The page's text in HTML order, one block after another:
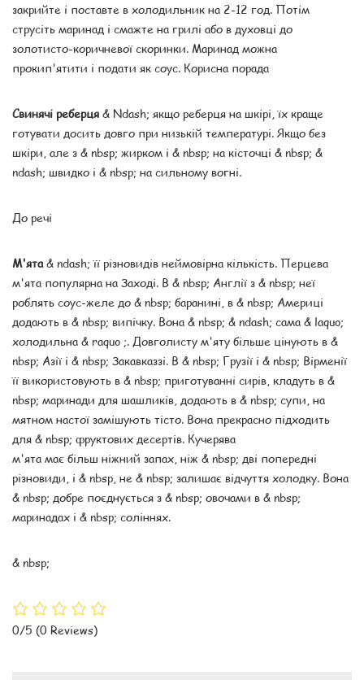
закрийте і поставте в холодильник на 2-12 год. Потім
струсіть маринад і смажте на грилі або в духовці до
золотисто-коричневої скоринки. Маринад можна
прокип'ятити і подати як соус. Корисна порада
Свинячі реберця & Ndash; якщо реберця на шкірі, їх краще
готувати досить довго при низькій температурі. Якщо без
шкіри, але з & nbsp; жирком і & nbsp; на кісточці & nbsp; &
ndash; швидко і & nbsp; на сильному вогні.
До речі
М'ята& ndash; її різновидів неймовірна кількість. Перцева
м'ята популярна на Заході. В & nbsp; Англії з & nbsp; неї
роблять соус-желе до & nbsp; баранині, в & nbsp; Америці
додають в & nbsp; випічку. Вона & nbsp; & ndash; сама & laquo;
холодильна & raquo ;. Довголисту м'яту більше цінують в &
nbsp; Азії і & nbsp; Закавказзі. В & nbsp; Грузії і & nbsp; Вірменії
її використовують в & nbsp; приготуванні сирів, кладуть в &
nbsp; маринади для шашликів, додають в & nbsp; супи, на
мятном настої замішують тісто. Вона прекрасно підходить
для & nbsp; фруктових десертів. Кучерява
м'ята має більш ніжний запах, ніж & nbsp; дві попередні
різновиди, і & nbsp, не & nbsp; залишає відчуття холодку. Вона
& nbsp; добре поєднується з & nbsp; овочами в & nbsp;
маринадах і & nbsp; соліннях.
& nbsp;
0/5 (0 Reviews)